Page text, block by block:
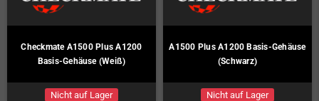
Checkmate A1500 Plus A1200
Basis-Gehäuse (Weiß)
Nicht auf Lager
A1500 Plus A1200 Basis-Gehäuse
(Schwarz)
Nicht auf Lager